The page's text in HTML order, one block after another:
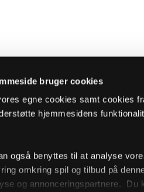
bruger cookies
egne cookies samt cookies
hjemmesidens
også benyttes til at analyse
omkring spil og tilbud på
og annonceringspartnere.